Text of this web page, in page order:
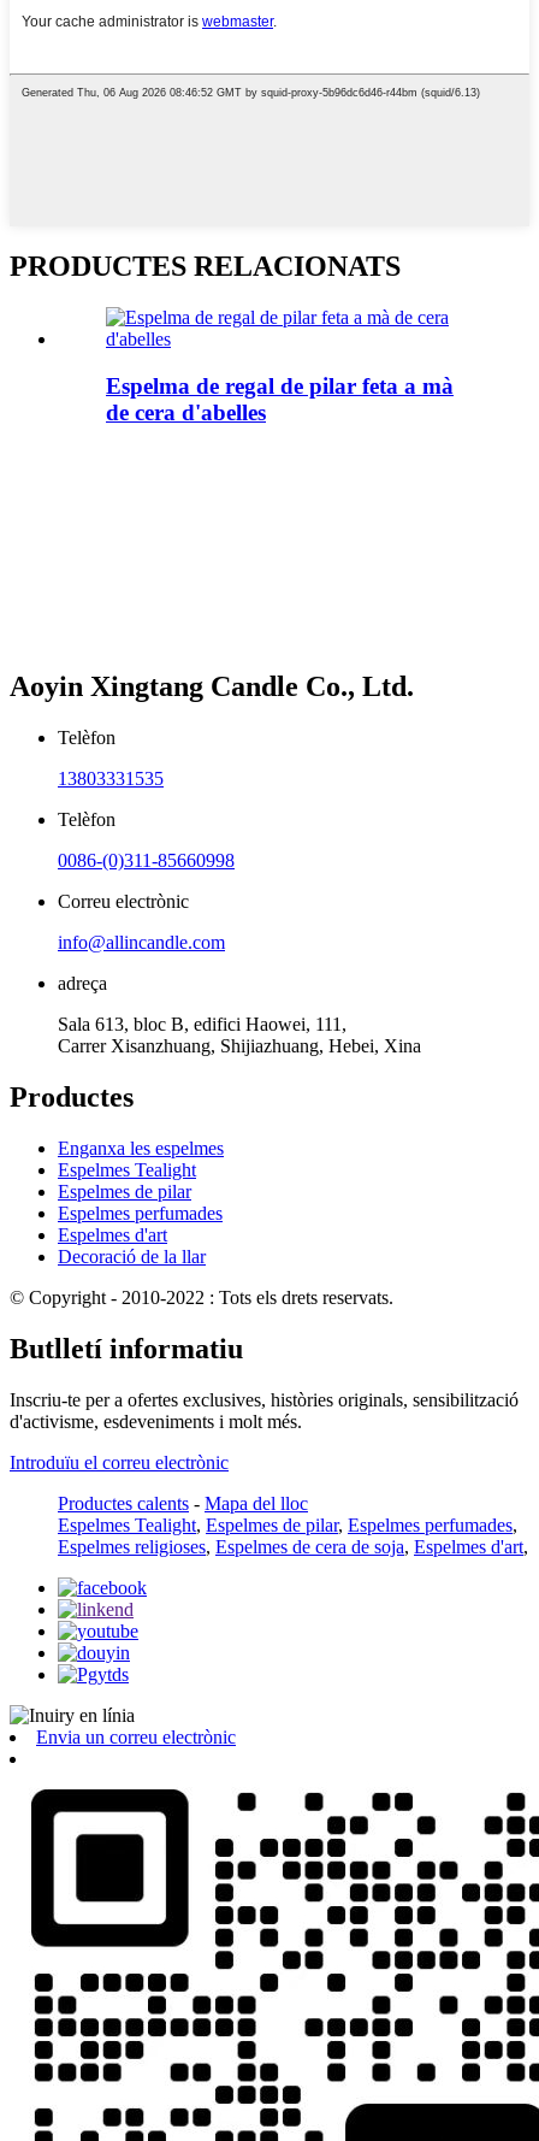
PRODUCTES RELACIONATS
Espelma de regal de pilar feta a mà
de cera d'abelles
Aoyin Xingtang Candle Co., Ltd.
Telèfon
13803331535
Telèfon
0086-(0)311-85660998
Correu electrònic
info@allincandle.com
adreça
Sala 613, bloc B, edifici Haowei, 111,
Carrer Xisanzhuang, Shijiazhuang, Hebei, Xina
Productes
Enganxa les espelmes
Espelmes Tealight
Espelmes de pilar
Espelmes perfumades
Espelmes d'art
Decoració de la llar
© Copyright - 2010-2022 : Tots els drets reservats.
Butlletí informatiu
Inscriu-te per a ofertes exclusives, històries originals, sensibilització
d'activisme, esdeveniments i molt més.
Introduïu el correu electrònic
Productes calents - Mapa del lloc
Espelmes Tealight, Espelmes de pilar, Espelmes perfumades,
Espelmes religioses, Espelmes de cera de soja, Espelmes d'art,
Envia un correu electrònic